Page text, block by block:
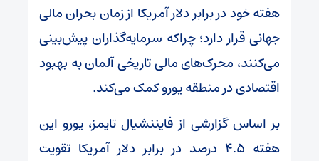
هفته خود در برابر دلار آمریکا از زمان بحران مالی
جهانی قرار دارد؛ چراکه سرمایه‌گذاران پیش‌بینی
می‌کنند، محرک‌های مالی تاریخی آلمان به بهبود
اقتصادی در منطقه یورو کمک می‌کند.
بر اساس گزارشی از فایننشیال تایمز، یورو این
هفته ۴.۵ درصد در برابر دلار آمریکا تقویت